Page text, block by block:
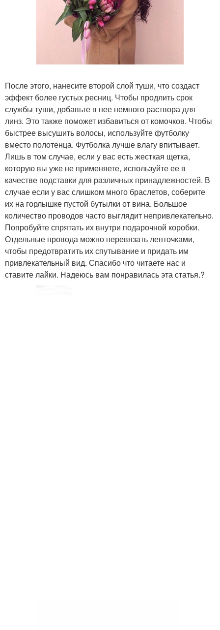
После этого, нанесите второй слой туши, что создаст
эффект более густых ресниц. Чтобы продлить срок
службы туши, добавьте в нее немного раствора для
линз. Это также поможет избавиться от комочков. Чтобы
быстрее высушить волосы, используйте футболку
вместо полотенца. Футболка лучше влагу впитывает.
Лишь в том случае, если у вас есть жесткая щетка,
которую вы уже не применяете, используйте ее в
качестве подставки для различных принадлежностей. В
случае если у вас слишком много браслетов, соберите
их на горлышке пустой бутылки от вина. Большое
количество проводов часто выглядит непривлекательно.
Попробуйте спрятать их внутри подарочной коробки.
Отдельные провода можно перевязать ленточками,
чтобы предотвратить их спутывание и придать им
привлекательный вид. Спасибо что читаете нас и
ставите лайки. Надеюсь вам понравилась эта статья.?